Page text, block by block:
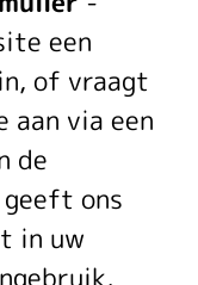
een
of vraagt
aan via een
de
geeft ons
in uw